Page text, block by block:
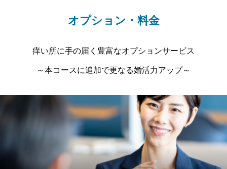
オプション・料金
痒い所に手の届く豊富なオプションサービス
～本コースに追加で更なる婚活力アップ～